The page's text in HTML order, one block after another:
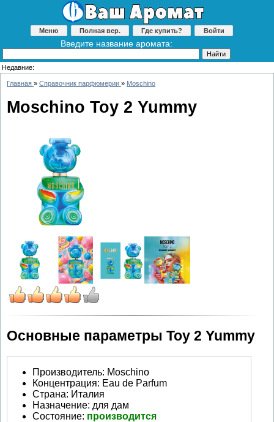
Меню Полная вер. Где купить? Войти
Введите название аромата:
Недавние:
Главная » Справочник парфюмерии » Moschino
Moschino Toy 2 Yummy
Основные параметры Toy 2 Yummy
Производитель: Moschino
Концентрация: Eau de Parfum
Страна: Италия
Назначение: для дам
Состояние: производится